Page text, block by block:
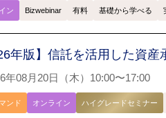
ン Bizwebinar 有料 基礎から学べる
年版】信託を活用した資
年08月20日（木）10:00〜17:00
ンド オンライン ハイグレードセミナー